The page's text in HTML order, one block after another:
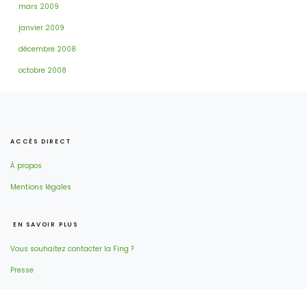
mars 2009
janvier 2009
décembre 2008
octobre 2008
ACCÈS DIRECT
À propos
Mentions légales
EN SAVOIR PLUS
Vous souhaitez contacter la Fing ?
Presse